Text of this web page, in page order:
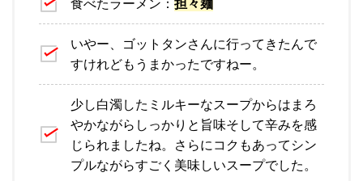
食べたラーメン： 担々麺
いやー、ゴットタンさんに行ってきたんで
すけれどもうまかったですねー。
少し白濁したミルキーなスープからはまろ
やかながらしっかりと旨味そして辛みを感
じられましたね。さらにコクもあってシン
プルながらすごく美味しいスープでした。